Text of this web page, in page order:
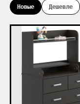
Новые Дешевле